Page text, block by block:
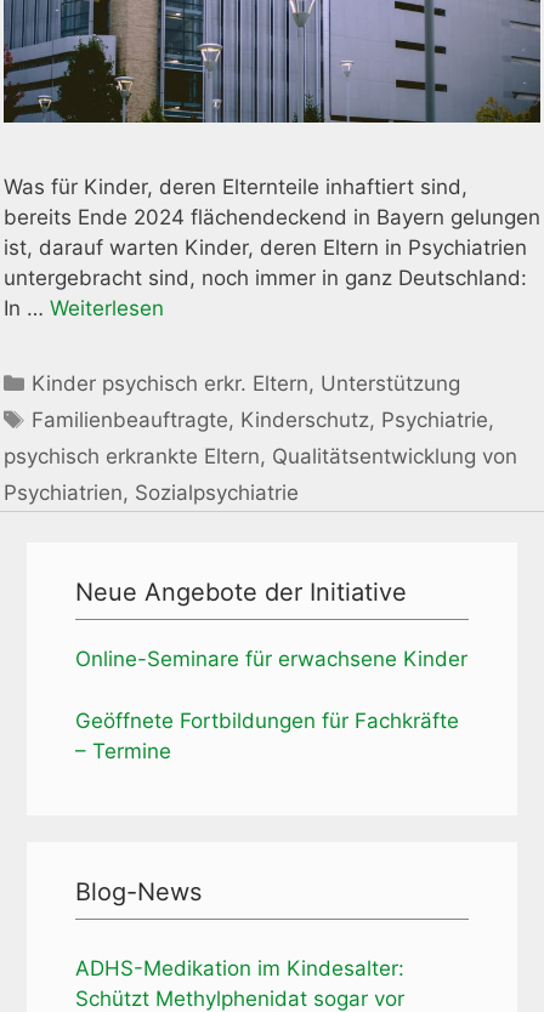
Was für Kinder, deren Elternteile inhaftiert sind,
bereits Ende 2024 flächendeckend in Bayern gelungen
ist, darauf warten Kinder, deren Eltern in Psychiatrien
untergebracht sind, noch immer in ganz Deutschland:
In … Weiterlesen
Kategorien
Kinder psychisch erkr. Eltern, Unterstützung
Schlagwörter
Familienbeauftragte, Kinderschutz, Psychiatrie,
psychisch erkrankte Eltern, Qualitätsentwicklung von
Psychiatrien, Sozialpsychiatrie
Neue Angebote der Initiative
Online-Seminare für erwachsene Kinder
Geöffnete Fortbildungen für Fachkräfte
– Termine
Blog-News
ADHS-Medikation im Kindesalter:
Schützt Methylphenidat sogar vor